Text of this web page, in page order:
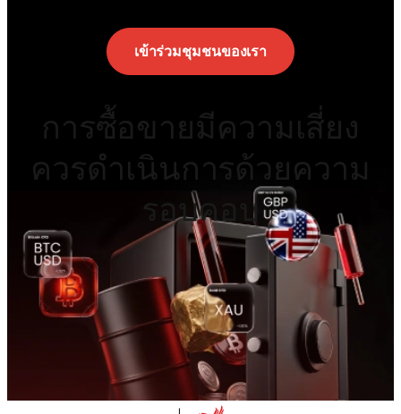
เข้าร่วมชุมชนของเรา
การซื้อขายมีความเสี่ยง
ควรดำเนินการด้วยความ
รอบคอบ